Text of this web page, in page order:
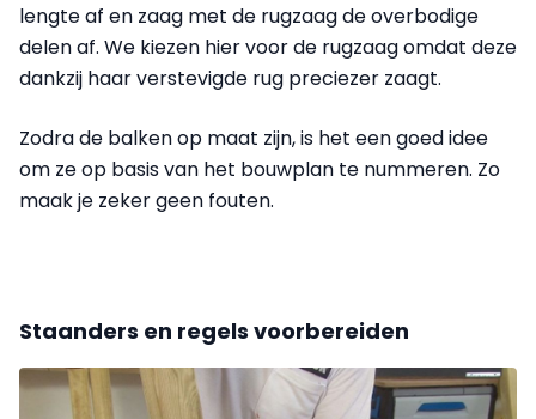
lengte af en zaag met de rugzaag de overbodige
delen af. We kiezen hier voor de rugzaag omdat deze
dankzij haar verstevigde rug preciezer zaagt.
Zodra de balken op maat zijn, is het een goed idee
om ze op basis van het bouwplan te nummeren. Zo
maak je zeker geen fouten.
Staanders en regels voorbereiden